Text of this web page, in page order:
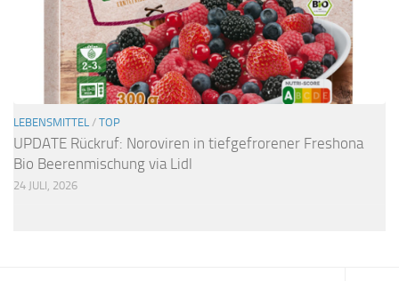
LEBENSMITTEL / TOP
UPDATE Rückruf: Noroviren in tiefgefrorener Freshona
Bio Beerenmischung via Lidl
24 JULI, 2026